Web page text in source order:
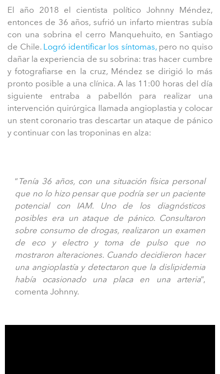
El año 2018 el cientista político Johnny Méndez,
entonces de 36 años, sufrió un infarto mientras subía
con una sobrina el cerro Manquehuito, en Santiago
de Chile.Logró identificar los síntomas,pero no quiso
dañar la experiencia de su sobrina: tras hacer cumbre
y fotografiarse en la cruz, Méndez se dirigió lo más
pronto posible a una clínica. A las 11:00 horas del día
siguiente entraba a pabellón para realizar una
intervención quirúrgica llamada angioplastia y colocar
un stent coronario tras descartar un ataque de pánico
y continuar con las troponinas en alza:
“Tenía 36 años, con una situación física personal
que no lo hizo pensar que podría ser un paciente
potencial con IAM. Uno de los diagnósticos
posibles era un ataque de pánico. Consultaron
sobre consumo de drogas, realizaron un examen
de eco y electro y toma de pulso que no
mostraron alteraciones. Cuando decidieron hacer
una angioplastía y detectaron que la dislipidemia
había ocasionado una placa en una arteria”,
comenta Johnny.